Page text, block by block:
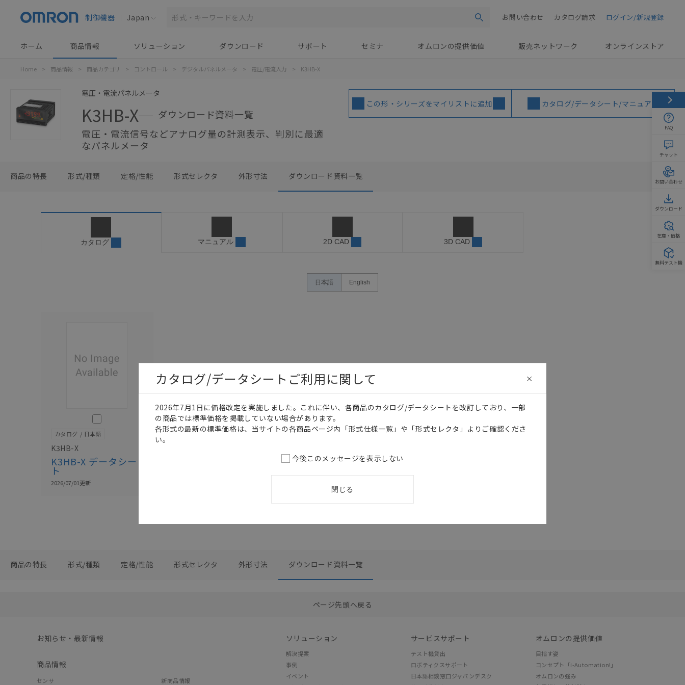
制御機器 Japan 検索 ログイン/新規登録
カタログ請求
お問い合わせ
ホーム 商品情報 ソリューション ダウンロード サポート セミナ オムロンの提供価値 販売ネットワーク オンラインストア
Home > 商品情報 > 商品カテゴリ > コントロール > デジタルパネルメータ > 電圧/電流入力 > K3HB-X
電圧・電流パネルメータ
K3HB-X
ダウンロード資料一覧
電圧・電流信号などアナログ量の計測表示、判別に最適
なパネルメータ
この形・シリーズをマイリストに追加 カタログ/データシート/マニュアル
商品の特長 形式/種類 定格/性能 形式セレクタ 外形寸法 ダウンロード資料一覧
カタログ マニュアル 2D CAD 3D CAD
日本語 English
このカタログを選択
カタログ 日本語
K3HB-X
K3HB-X データシー
ト
2026/07/01更新
0 選択したファイルを一括ダウンロード
商品の特長 形式/種類 定格/性能 形式セレクタ 外形寸法 ダウンロード資料一覧
ページ先頭へ戻る
お知らせ・最新情報
商品情報
センサ 新商品情報
ソリューション
解決提案
事例
イベント
サービスサポート
テスト機貸出
ロボティクスサポート
日本語相談窓口ジャパンデスク
オムロンの提供価値
目指す姿
コンセプト「i-Automation!」
オムロンの強み
FAQ
チャット
お問い合わせ
ダウンロード
在庫・価格
無料テスト機
カタログ/データシートご利用に関して
2026年7月1日に価格改定を実施しました。これに伴い、各商品のカタログ/データシートを改訂しており、一部
の商品では標準価格を掲載していない場合があります。
各形式の最新の標準価格は、当サイトの各商品ページ内「形式仕様一覧」や「形式セレクタ」よりご確認くださ
い。
今後このメッセージを表示しない
閉じる